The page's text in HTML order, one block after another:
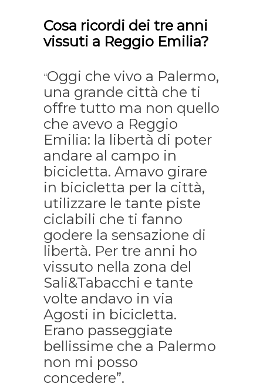
Cosa ricordi dei tre anni
vissuti a Reggio Emilia?
“Oggi che vivo a Palermo,
una grande città che ti
offre tutto ma non quello
che avevo a Reggio
Emilia: la libertà di poter
andare al campo in
bicicletta. Amavo girare
in bicicletta per la città,
utilizzare le tante piste
ciclabili che ti fanno
godere la sensazione di
libertà. Per tre anni ho
vissuto nella zona del
Sali&Tabacchi e tante
volte andavo in via
Agosti in bicicletta.
Erano passeggiate
bellissime che a Palermo
non mi posso
concedere”.